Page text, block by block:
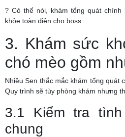
? Có thể nói, khám tổng quát chính
khỏe toàn diện cho boss.
3. Khám sức
chó mèo gồm
Nhiều Sen thắc mắc khám tổng quát
Quy trình sẽ tùy phòng khám nhưng
3.1 Kiểm tra
chung